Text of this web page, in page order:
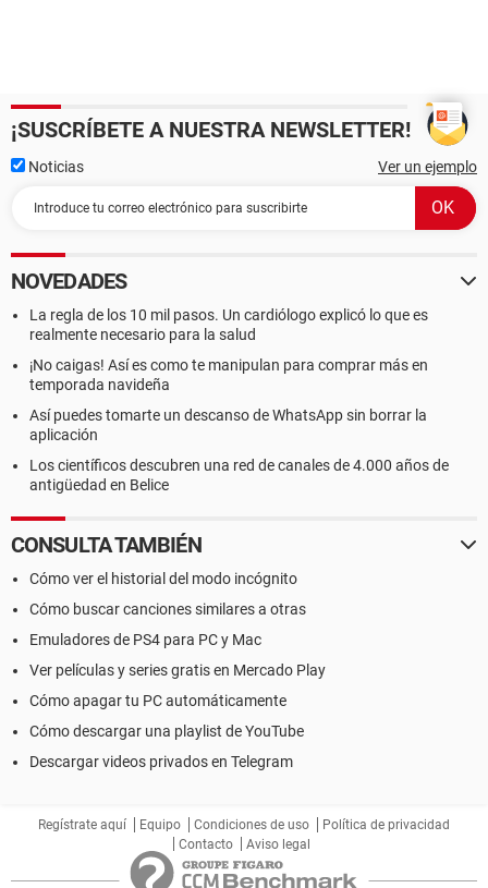
¡SUSCRÍBETE A NUESTRA NEWSLETTER!
Noticias Ver un ejemplo
NOVEDADES
La regla de los 10 mil pasos. Un cardiólogo explicó lo que es
realmente necesario para la salud
¡No caigas! Así es como te manipulan para comprar más en
temporada navideña
Así puedes tomarte un descanso de WhatsApp sin borrar la
aplicación
Los científicos descubren una red de canales de 4.000 años de
antigüedad en Belice
CONSULTA TAMBIÉN
Cómo ver el historial del modo incógnito
Cómo buscar canciones similares a otras
Emuladores de PS4 para PC y Mac
Ver películas y series gratis en Mercado Play
Cómo apagar tu PC automáticamente
Cómo descargar una playlist de YouTube
Descargar videos privados en Telegram
Regístrate aquí Equipo Condiciones de uso
Política de privacidad
Contacto
Aviso legal